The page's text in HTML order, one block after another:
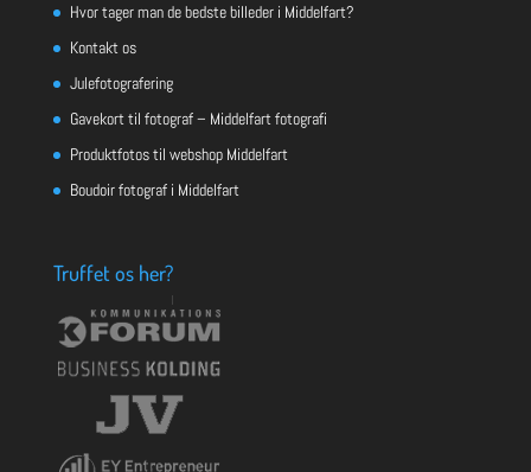
Hvor tager man de bedste billeder i Middelfart?
Kontakt os
Julefotografering
Gavekort til fotograf – Middelfart fotografi
Produktfotos til webshop Middelfart
Boudoir fotograf i Middelfart
Truffet os her?